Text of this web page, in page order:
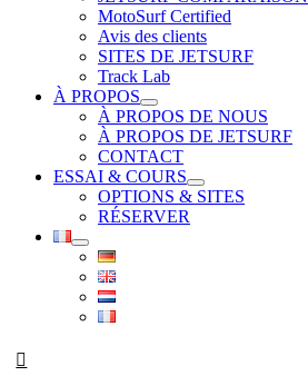
MotoSurf Certified
Avis des clients
SITES DE JETSURF
Track Lab
À PROPOS
À PROPOS DE NOUS
À PROPOS DE JETSURF
CONTACT
ESSAI & COURS
OPTIONS & SITES
RÉSERVER